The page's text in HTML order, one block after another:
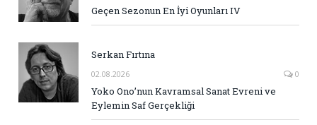
Geçen Sezonun En İyi Oyunları IV
Serkan Fırtına
02.08.2026 0
Yoko Ono’nun Kavramsal Sanat Evreni ve
Eylemin Saf Gerçekliği